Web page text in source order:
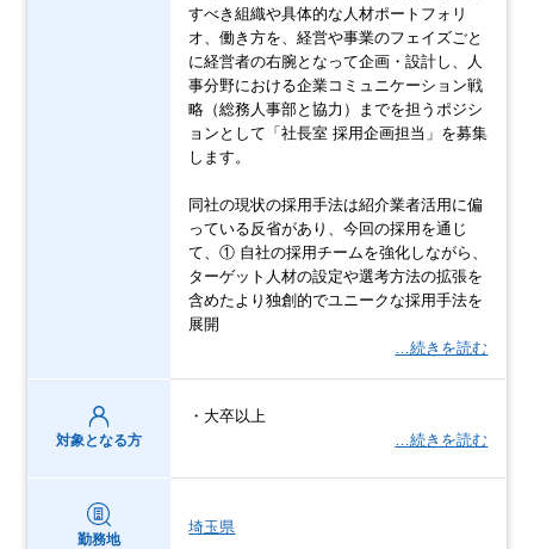
すべき組織や具体的な人材ポートフォリ
オ、働き方を、経営や事業のフェイズごと
に経営者の右腕となって企画・設計し、人
事分野における企業コミュニケーション戦
略（総務人事部と協力）までを担うポジシ
ョンとして「社長室 採用企画担当」を募集
します。
同社の現状の採用手法は紹介業者活用に偏
っている反省があり、今回の採用を通じ
て、① 自社の採用チームを強化しながら、
ターゲット人材の設定や選考方法の拡張を
含めたより独創的でユニークな採用手法を
展開
…続きを読む
対象となる方
・大卒以上
…続きを読む
勤務地
埼玉県